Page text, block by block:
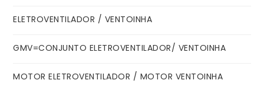
ELETROVENTILADOR / VENTOINHA
GMV=CONJUNTO ELETROVENTILADOR/ VENTOINHA
MOTOR ELETROVENTILADOR / MOTOR VENTOINHA